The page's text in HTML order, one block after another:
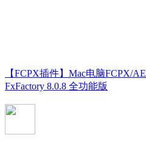
【FCPX插件】Mac电脑FCPX/
FxFactory 8.0.8 全功能版